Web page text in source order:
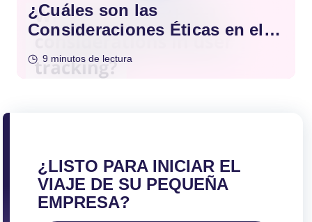
¿Cuáles son las
Consideraciones Éticas en el
9 minutos de lectura
¿LISTO PARA INICIAR EL
VIAJE DE SU PEQUEÑA
EMPRESA?